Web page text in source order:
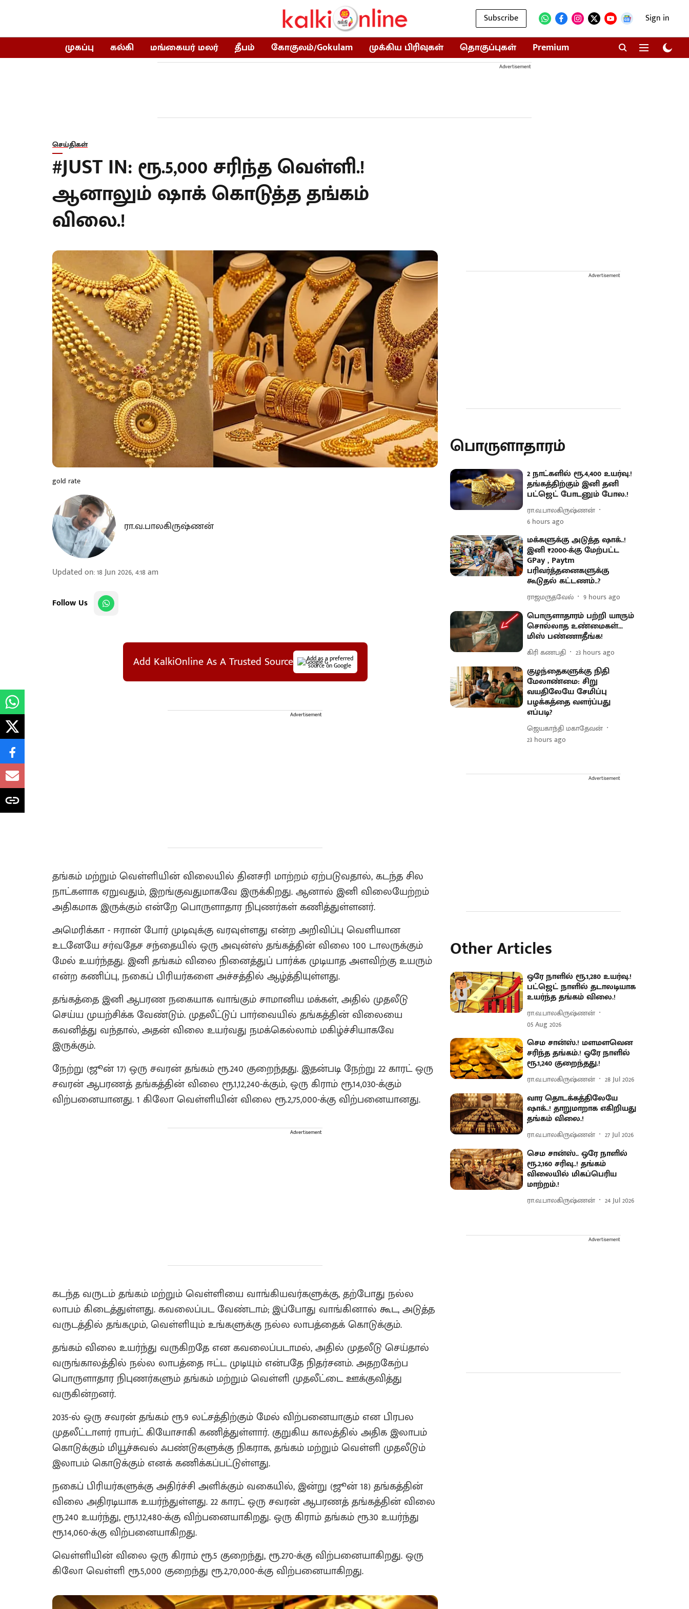
Subscribe Sign in
முகப்பு கல்கி மங்கையர் மலர் தீபம் கோகுலம்/Gokulam முக்கிய பிரிவுகள் தொகுப்புகள் Premium
Advertisement
செய்திகள்
#JUST IN: ரூ.5,000 சரிந்த வெள்ளி.!
ஆனாலும் ஷாக் கொடுத்த தங்கம்
விலை.!
gold rate
ரா.வ.பாலகிருஷ்ணன்
Updated on:18 Jun 2026, 4:18 am
Follow Us
Add KalkiOnline As A Trusted Source Add as a preferred
source on Google
Advertisement
தங்கம் மற்றும் வெள்ளியின் விலையில் தினசரி மாற்றம் ஏற்படுவதால், கடந்த சில
நாட்களாக ஏறுவதும், இறங்குவதுமாகவே இருக்கிறது. ஆனால் இனி விலையேற்றம்
அதிகமாக இருக்கும் என்றே பொருளாதார நிபுணர்கள் கணித்துள்ளனர்.
அமெரிக்கா - ஈரான் போர் முடிவுக்கு வரவுள்ளது என்ற அறிவிப்பு வெளியான
உடனேயே சர்வதேச சந்தையில் ஒரு அவுன்ஸ் தங்கத்தின் விலை 100 டாலருக்கும்
மேல் உயர்ந்தது. இனி தங்கம் விலை நினைத்துப் பார்க்க முடியாத அளவிற்கு உயரும்
என்ற கணிப்பு, நகைப் பிரியர்களை அச்சத்தில் ஆழ்த்தியுள்ளது.
தங்கத்தை இனி ஆபரண நகையாக வாங்கும் சாமானிய மக்கள், அதில் முதலீடு
செய்ய முயற்சிக்க வேண்டும். முதலீட்டுப் பார்வையில் தங்கத்தின் விலையை
கவனித்து வந்தால், அதன் விலை உயர்வது நமக்கெல்லாம் மகிழ்ச்சியாகவே
இருக்கும்.
நேற்று (ஜூன் 17) ஒரு சவரன் தங்கம் ரூ.240 குறைந்தது. இதன்படி நேற்று 22 காரட் ஒரு
சவரன் ஆபரணத் தங்கத்தின் விலை ரூ.1,12,240-க்கும், ஒரு கிராம் ரூ.14,030-க்கும்
விற்பனையானது. 1 கிலோ வெள்ளியின் விலை ரூ.2,75,000-க்கு விற்பனையானது.
Advertisement
கடந்த வருடம் தங்கம் மற்றும் வெள்ளியை வாங்கியவர்களுக்கு, தற்போது நல்ல
லாபம் கிடைத்துள்ளது. கவலைப்பட வேண்டாம்; இப்போது வாங்கினால் கூட, அடுத்த
வருடத்தில் தங்கமும், வெள்ளியும் உங்களுக்கு நல்ல லாபத்தைக் கொடுக்கும்.
தங்கம் விலை உயர்ந்து வருகிறதே என கவலைப்படாமல், அதில் முதலீடு செய்தால்
வருங்காலத்தில் நல்ல லாபத்தை ஈட்ட முடியும் என்பதே நிதர்சனம். அதறகேற்ப
பொருளாதார நிபுணர்களும் தங்கம் மற்றும் வெள்ளி முதலீட்டை ஊக்குவித்து
வருகின்றனர்.
2035-ல் ஒரு சவரன் தங்கம் ரூ.9 லட்சத்திற்கும் மேல் விற்பனையாகும் என பிரபல
முதலீட்டாளர் ராபர்ட் கியோசாகி கணித்துள்ளார். குறுகிய காலத்தில் அதிக இலாபம்
கொடுக்கும் மியூச்சுவல் ஃபண்டுகளுக்கு நிகராக, தங்கம் மற்றும் வெள்ளி முதலீடும்
இலாபம் கொடுக்கும் எனக் கணிக்கப்பட்டுள்ளது.
நகைப் பிரியர்களுக்கு அதிர்ச்சி அளிக்கும் வகையில், இன்று (ஜூன் 18) தங்கத்தின்
விலை அதிரடியாக உயர்ந்துள்ளது. 22 காரட் ஒரு சவரன் ஆபரணத் தங்கத்தின் விலை
ரூ.240 உயர்ந்து, ரூ.1,12,480-க்கு விற்பனையாகிறது. ஒரு கிராம் தங்கம் ரூ.30 உயர்ந்து
ரூ.14,060-க்கு விற்பனையாகிறது.
வெள்ளியின் விலை ஒரு கிராம் ரூ.5 குறைந்து, ரூ.270-க்கு விற்பனையாகிறது. ஒரு
கிலோ வெள்ளி ரூ.5,000 குறைந்து ரூ.2,70,000-க்கு விற்பனையாகிறது.
Advertisement
பொருளாதாரம்
2 நாட்களில் ரூ.4,400 உயர்வு.!
தங்கத்திற்கும் இனி தனி
பட்ஜெட் போடனும் போல.!
ரா.வ.பாலகிருஷ்ணன்
6 hours ago
மக்களுக்கு அடுத்த ஷாக்..!
இனி ₹2000-க்கு மேற்பட்ட
GPay , Paytm
பரிவர்த்தனைகளுக்கு
கூடுதல் கட்டணம்..?
ராஜமருதவேல் 9 hours ago
பொருளாதாரம் பற்றி யாரும்
சொல்லாத உண்மைகள்...
மிஸ் பண்ணாதீங்க!
கிரி கணபதி 23 hours ago
குழந்தைகளுக்கு நிதி
மேலாண்மை: சிறு
வயதிலேயே சேமிப்பு
பழக்கத்தை வளர்ப்பது
எப்படி?
ஜெயகாந்தி மகாதேவன்
23 hours ago
Advertisement
Other Articles
ஒரே நாளில் ரூ.1,280 உயர்வு.!
பட்ஜெட் நாளில் தடாலடியாக
உயர்ந்த தங்கம் விலை.!
ரா.வ.பாலகிருஷ்ணன்
05 Aug 2026
செம சான்ஸ்.! மளமளவென
சரிந்த தங்கம்.! ஒரே நாளில்
ரூ.1,240 குறைந்தது.!
ரா.வ.பாலகிருஷ்ணன் 28 Jul 2026
வார தொடக்கத்திலேயே
ஷாக்..! தாறுமாறாக எகிறியது
தங்கம் விலை.!
ரா.வ.பாலகிருஷ்ணன் 27 Jul 2026
செம சான்ஸ்.. ஒரே நாளில்
ரூ.2,160 சரிவு..! தங்கம்
விலையில் மிகப்பெரிய
மாற்றம்.!
ரா.வ.பாலகிருஷ்ணன் 24 Jul 2026
Advertisement